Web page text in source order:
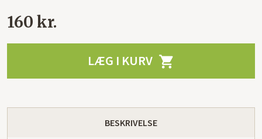
160 kr.
LÆG I KURV 
BESKRIVELSE